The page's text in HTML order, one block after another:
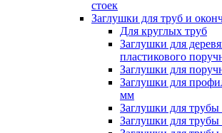
стоек
Заглушки для труб и
Для круглых труб
Заглушки для
пластикового
Заглушки для
Заглушки для
мм
Заглушки для
Заглушки для